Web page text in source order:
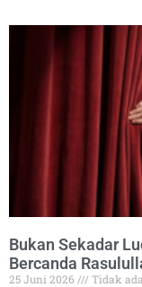
Bukan Sekadar
Bercanda
25 Juni 2026 Tidak